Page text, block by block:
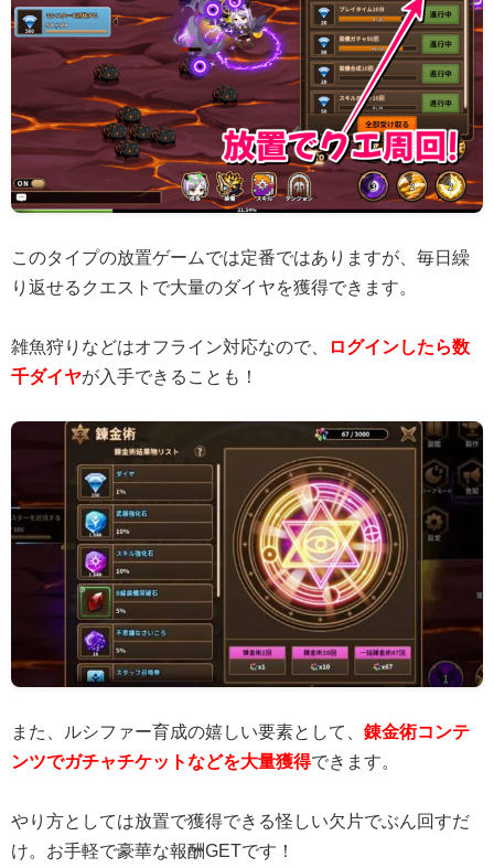
このタイプの放置ゲームでは定番ではありますが、毎日繰
り返せるクエストで大量のダイヤを獲得できます。
雑魚狩りなどはオフライン対応なので、
ログインしたら数
千ダイヤが入手できることも！
また、ルシファー育成の嬉しい要素として、 錬金術コンテ
ンツでガチャチケットなどを大量獲得できます。
やり方としては放置で獲得できる怪しい欠片でぶん回すだ
け。お手軽で豪華な報酬GETです！